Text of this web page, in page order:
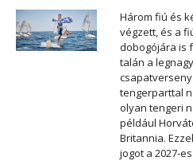
Három fiú és
végzett, és a
dobogójára is
talán a
tengerparttal
olyan tengeri
például
Britannia.
jogot a 2027-